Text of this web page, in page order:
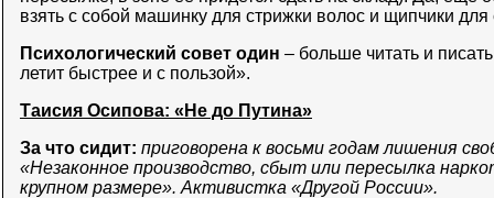
взять с собой машинку для стрижки волос и щипчики для
Психологический совет один – больше читать и
летит быстрее и с пользой».
Таисия Осипова: «Не до Путина»
За что сидит: приговорена к восьми годам лишения
«Незаконное производство, сбыт или пересылка
крупном размере». Активистка «Другой России».